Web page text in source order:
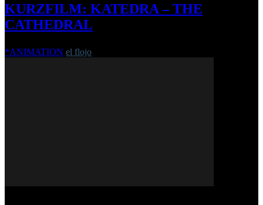
KURZFILM: KATEDRA – THE
CATHEDRAL
*ANIMATION el flojo